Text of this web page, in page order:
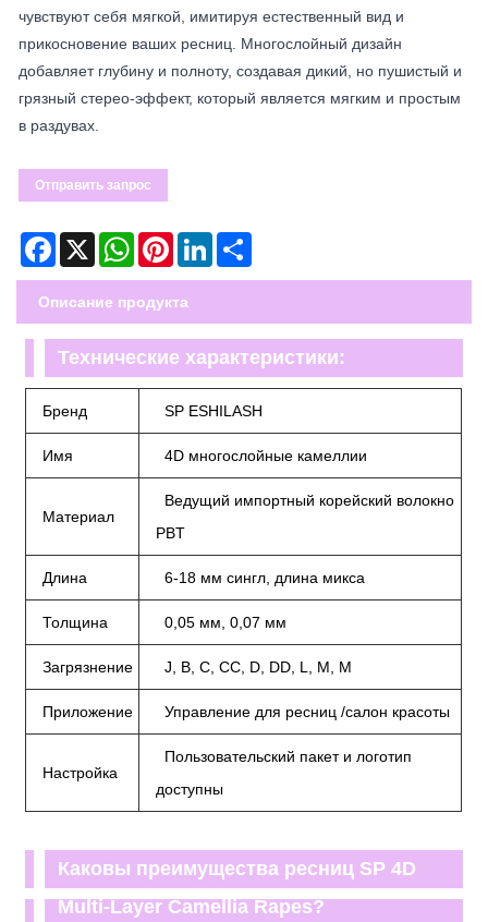
чувствуют себя мягкой, имитируя естественный вид и
прикосновение ваших ресниц. Многослойный дизайн
добавляет глубину и полноту, создавая дикий, но пушистый и
грязный стерео-эффект, который является мягким и простым
в раздувах.
Отправить запрос
Facebook
X WhatsAppPinterestLinkedIn
Описание продукта
Технические характеристики:
Бренд SP ESHILASH
Имя 4D многослойные камеллии
Материал
Ведущий импортный корейский волокно
PBT
Длина 6-18 мм сингл, длина микса
Толщина 0,05 мм, 0,07 мм
Загрязнение J, B, C, CC, D, DD, L, M, M
Приложение Управление для ресниц /салон красоты
Настройка
Пользовательский пакет и логотип
доступны
Каковы преимущества ресниц SP 4D
Multi-Layer Camellia Rapes?